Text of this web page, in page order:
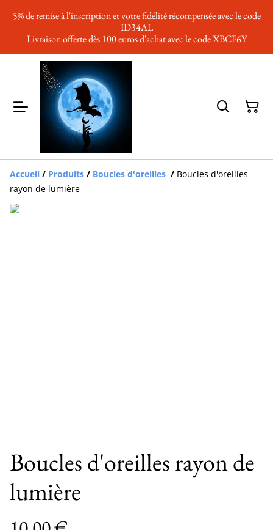
5% de remise à l'inscription et votre fidélité récompensée avec le code
ID34AL
Livraison offerte dès 100 euros d'achat avec le code XBCF6Y
Accueil / Produits / Boucles d'oreilles / Boucles d'oreilles
rayon de lumière
Boucles d'oreilles rayon de
lumière